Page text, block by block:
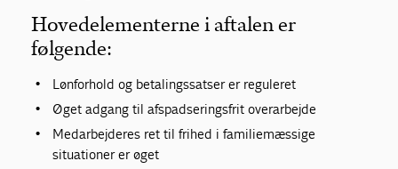
Hovedelementerne i aftalen er
følgende:
Lønforhold og betalingssatser er reguleret
Øget adgang til afspadseringsfrit overarbejde
Medarbejderes ret til frihed i familiemæssige
situationer er øget